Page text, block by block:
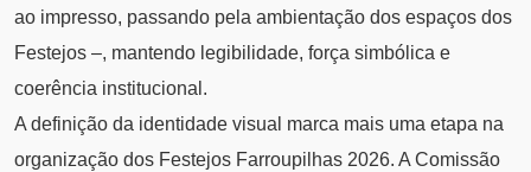
ao impresso, passando pela ambientação dos espaços dos
Festejos –, mantendo legibilidade, força simbólica e
coerência institucional.
A definição da identidade visual marca mais uma etapa na
organização dos Festejos Farroupilhas 2026. A Comissão